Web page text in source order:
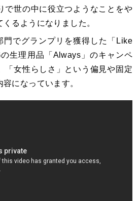
で世の中に役立つようなことをや
るようになりました。
門でグランプリを獲得した「Like
生理用品「Always」のキャンペ
「女性らしさ」という偏見や固定
になっています。